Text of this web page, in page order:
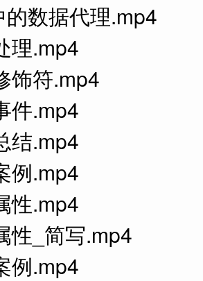
数据代理.mp4
理.mp4
饰符.mp4
件.mp4
结.mp4
例.mp4
性.mp4
性_简写.mp4
例.mp4